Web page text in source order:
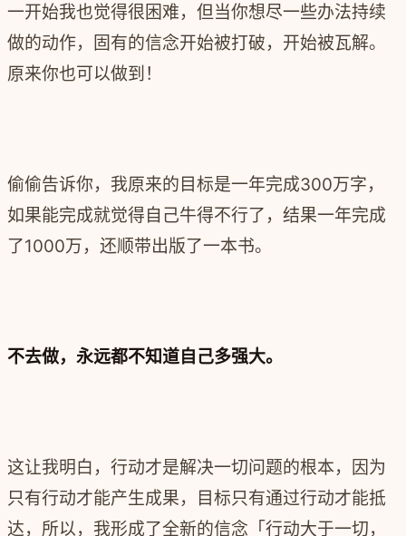
一开始我也觉得很困难，但当你想尽一些办法持续
做的动作，‍‍固有的信念开始被打破，开始被瓦解。
原来你也可以做到！
偷偷告诉你，我原来的目标是一年完成300万字，
如果能完成就觉得自己牛得不行了，结果一年完成
了1000万，还顺带出版了一本书。
不去做，永远都不知道自己多强大。
这让我明白，行动才是解决一切问题的根本，‍‍因为
只有行动才能产生成果，目标只有通过行动才能抵
达，‍‍所以，我形成了全新的信念「行动大于一切，